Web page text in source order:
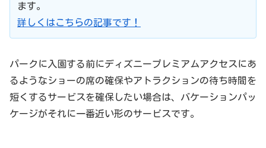
ます。
詳しくはこちらの記事です！
パークに入園する前にディズニープレミアムアクセスにあ
るようなショーの席の確保やアトラクションの待ち時間を
短くするサービスを確保したい場合は、バケーションパッ
ケージがそれに一番近い形のサービスです。